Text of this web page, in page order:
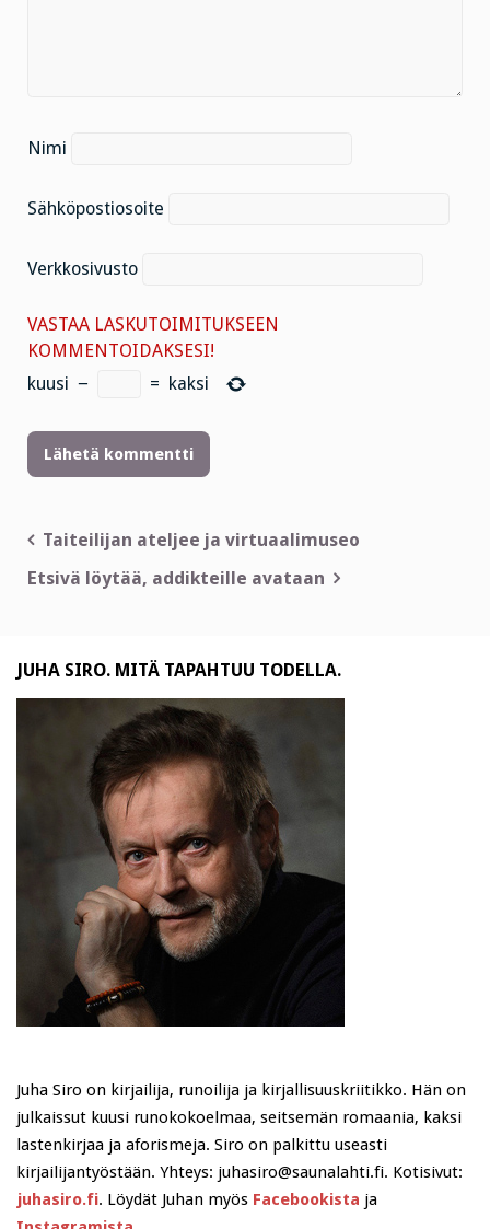
Nimi
Sähköpostiosoite
Verkkosivusto
VASTAA LASKUTOIMITUKSEEN
KOMMENTOIDAKSESI!
kuusi − = kaksi
Artikkelien
selaus
Taiteilijan ateljee ja virtuaalimuseo
Etsivä löytää, addikteille avataan
JUHA SIRO. MITÄ TAPAHTUU TODELLA.
Juha Siro on kirjailija, runoilija ja kirjallisuuskriitikko. Hän on
julkaissut kuusi runokokoelmaa, seitsemän romaania, kaksi
lastenkirjaa ja aforismeja. Siro on palkittu useasti
kirjailijantyöstään. Yhteys: juhasiro@saunalahti.fi. Kotisivut:
juhasiro.fi. Löydät Juhan myös Facebookista ja